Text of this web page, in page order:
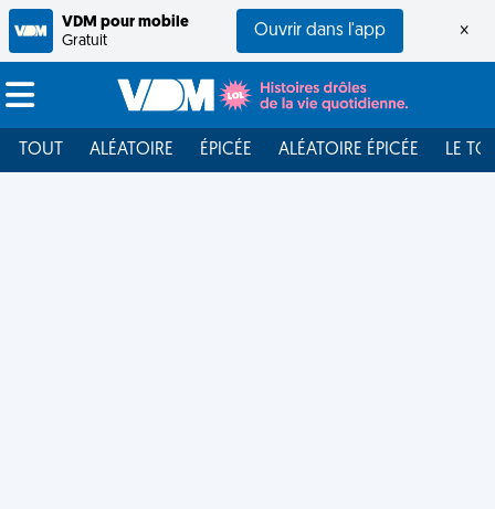
VDM pour mobile
Gratuit
Ouvrir dans l'app ×
TOUT ALÉATOIRE ÉPICÉE ALÉATOIRE ÉPICÉE LE